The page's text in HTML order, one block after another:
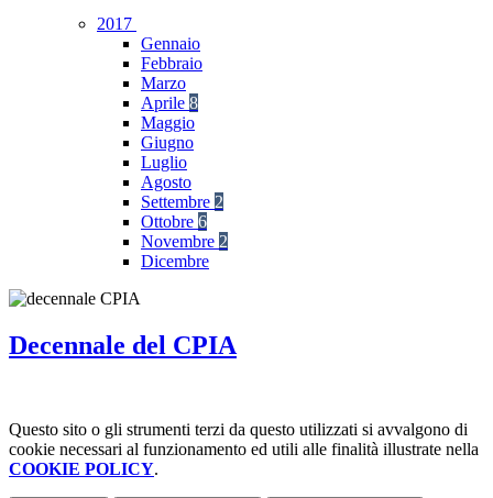
2017
Gennaio
Febbraio
Marzo
Aprile 8
Maggio
Giugno
Luglio
Agosto
Settembre 2
Ottobre 6
Novembre 2
Dicembre
Decennale del CPIA
Questo sito o gli strumenti terzi da questo utilizzati si avvalgono di
cookie necessari al funzionamento ed utili alle finalità illustrate nella
COOKIE POLICY.